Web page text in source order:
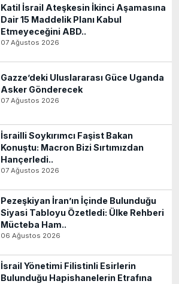
Katil İsrail Ateşkesin İkinci Aşamasına
Dair 15 Maddelik Planı Kabul
Etmeyeceğini ABD..
07 Ağustos 2026
Gazze’deki Uluslararası Güce Uganda
Asker Gönderecek
07 Ağustos 2026
İsrailli Soykırımcı Faşist Bakan
Konuştu: Macron Bizi Sırtımızdan
Hançerledi..
07 Ağustos 2026
Pezeşkiyan İran’ın İçinde Bulunduğu
Siyasi Tabloyu Özetledi: Ülke Rehberi
Mücteba Ham..
06 Ağustos 2026
İsrail Yönetimi Filistinli Esirlerin
Bulunduğu Hapishanelerin Etrafına